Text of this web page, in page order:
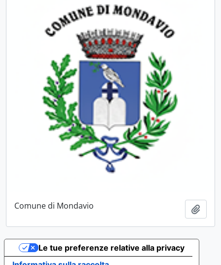
Comune di Mondavio
Le tue preferenze relative alla privacy